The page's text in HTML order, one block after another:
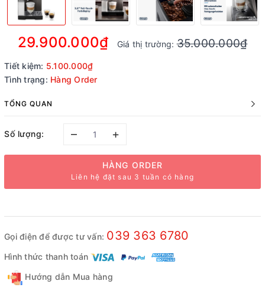
29.900.000₫ Giá thị trường:35.000.000₫
Tiết kiệm: 5.100.000₫
Tình trạng: Hàng Order
TỔNG QUAN
Số lượng: – +
HÀNG ORDER
Liên hệ đặt sau 3 tuần có hàng
Gọi điện để được tư vấn: 039 363 6780
Hình thức thanh toán
Hướng dẫn Mua hàng